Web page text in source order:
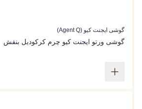
گوشی ایجنت کیو (Agent Q)
گوشی‌ ورتو ایجنت کیو چرم کرکودیل بنفش